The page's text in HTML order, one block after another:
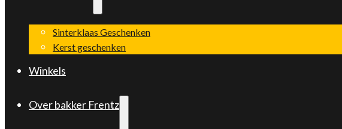
Sinterklaas Geschenken
Kerst geschenken
Winkels
Over bakker Frentz